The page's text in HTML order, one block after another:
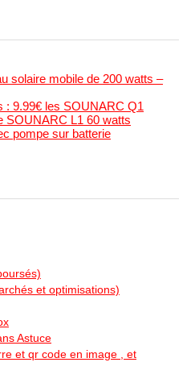
solaire mobile de 200 watts –
: 9.99€ les SOUNARC Q1
SOUNARC L1 60 watts
pompe sur batterie
et optimisations)
Astuce
et qr code en image , et